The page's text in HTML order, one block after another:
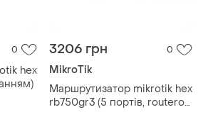
0
hex
3206 грн 0
MikroTik
Маршрутизатор mikrotik hex
rb750gr3 (5 портів, routeros